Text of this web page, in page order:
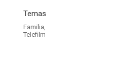
Temas
Familia,
Telefilm